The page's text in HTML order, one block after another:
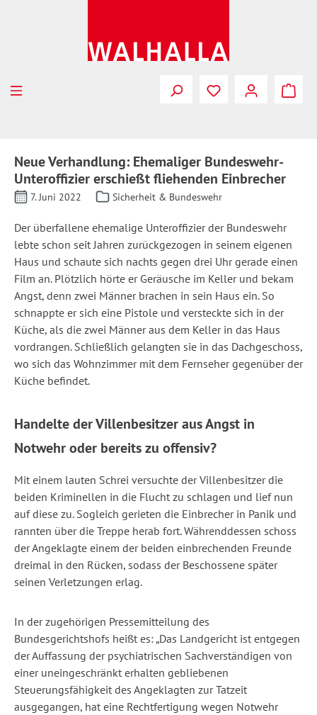
Neue Verhandlung: Ehemaliger Bundeswehr-
Unteroffizier erschießt fliehenden Einbrecher
7. Juni 2022 Sicherheit & Bundeswehr
Der überfallene ehemalige Unteroffizier der Bundeswehr
lebte schon seit Jahren zurückgezogen in seinem eigenen
Haus und schaute sich nachts gegen drei Uhr gerade einen
Film an. Plötzlich hörte er Geräusche im Keller und bekam
Angst, denn zwei Männer brachen in sein Haus ein. So
schnappte er sich eine Pistole und versteckte sich in der
Küche, als die zwei Männer aus dem Keller in das Haus
vordrangen. Schließlich gelangten sie in das Dachgeschoss,
wo sich das Wohnzimmer mit dem Fernseher gegenüber der
Küche befindet.
Handelte der Villenbesitzer aus Angst in
Notwehr oder bereits zu offensiv?
Mit einem lauten Schrei versuchte der Villenbesitzer die
beiden Kriminellen in die Flucht zu schlagen und lief nun
auf diese zu. Sogleich gerieten die Einbrecher in Panik und
rannten über die Treppe herab fort. Währenddessen schoss
der Angeklagte einem der beiden einbrechenden Freunde
dreimal in den Rücken, sodass der Beschossene später
seinen Verletzungen erlag.
In der zugehörigen Pressemitteilung des
Bundesgerichtshofs heißt es: „Das Landgericht ist entgegen
der Auffassung der psychiatrischen Sachverständigen von
einer uneingeschränkt erhalten gebliebenen
Steuerungsfähigkeit des Angeklagten zur Tatzeit
ausgegangen, hat eine Rechtfertigung wegen Notwehr